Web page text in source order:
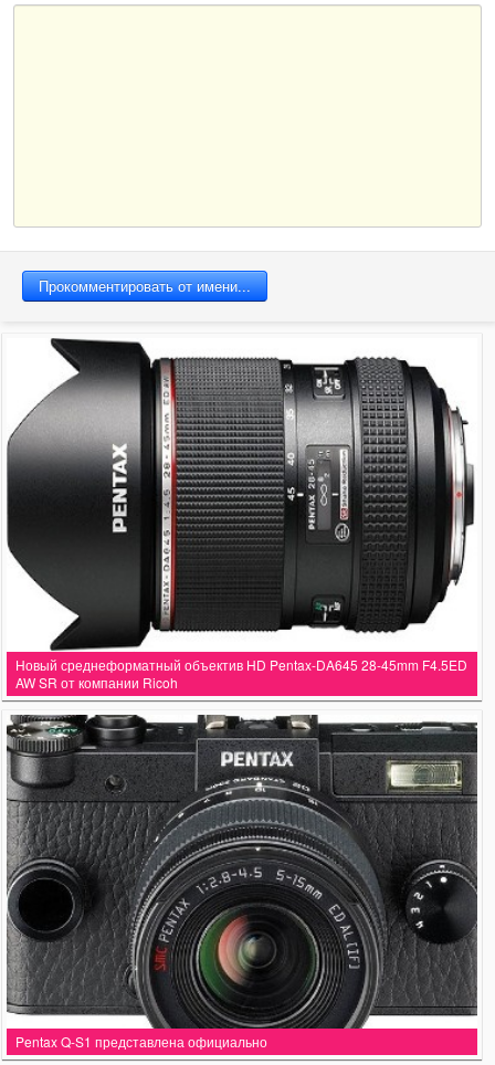
Новый среднеформатный объектив HD Pentax-DA645 28-45mm F4.5ED
AW SR от компании Ricoh
Pentax Q-S1 представлена официально